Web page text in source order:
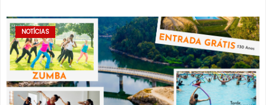
NOTÍCIAS